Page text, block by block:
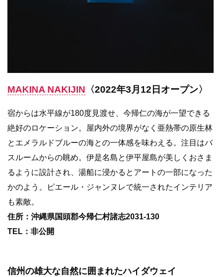
MAKINA NAKIJIN 〈2022年3月12日オープン〉
宿からは水平線が180度見渡せ、今帰仁の海が一望できる
絶好のロケーション。屋内外の境界がなく亜熱帯の原生林
とエメラルドブルーの海との一体感を味わえる。注目はバ
スルームからの眺め。伊是名島と伊平屋島が美しくおさま
るように設計され、湯船に浸かるとアートの一部になった
かのよう。ピエール・ジャンヌレで統一されたインテリア
も素敵。
住所：沖縄県国頭郡今帰仁村諸志2031-130
TEL：非公開
信州の雄大な自然に囲まれたハイダウェイ